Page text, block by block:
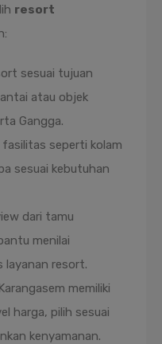
resort
sesuai tujuan
atau objek
Gangga.
fasilitas seperti kolam
sesuai kebutuhan
dari tamu
menilai
layanan resort.
Karangasem memiliki
harga, pilih sesuai
kenyamanan.